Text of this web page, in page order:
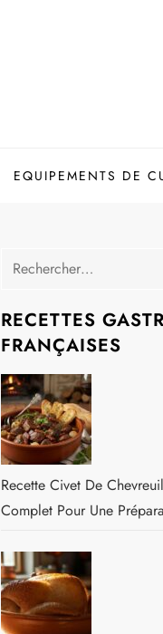
EQUIPEMENTS DE
Rechercher :
RECETTES
FRANÇAISES
Recette Civet De
Complet Pour Une